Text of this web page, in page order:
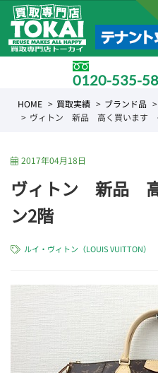
0120-535-
HOME 買取実績 ブランド品
ヴィトン 新品 高く買います
2017年04月18日
ヴィトン 新品
ン2階
ルイ・ヴィトン（LOUIS VUITTON）